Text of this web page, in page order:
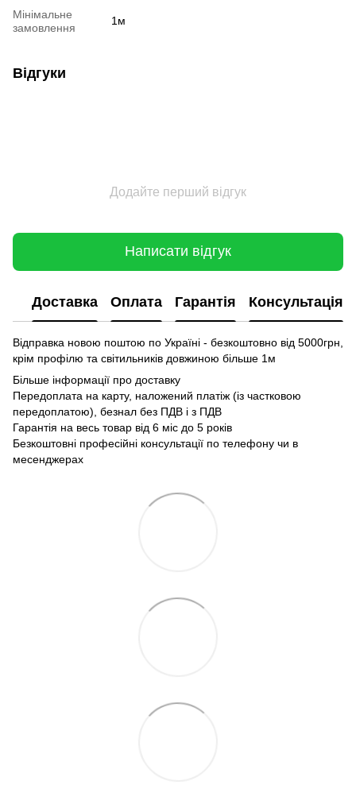
Мінімальне
замовлення
1м
Відгуки
Додайте перший відгук
Написати відгук
Доставка Оплата Гарантія Консультація
Відправка новою поштою по Україні - безкоштовно від 5000грн,
крім профілю та світильників довжиною більше 1м
Більше інформації про доставку
Передоплата на карту, наложений платіж (із частковою
передоплатою), безнал без ПДВ і з ПДВ
Гарантія на весь товар від 6 міс до 5 років
Безкоштовні професійні консультації по телефону чи в
месенджерах